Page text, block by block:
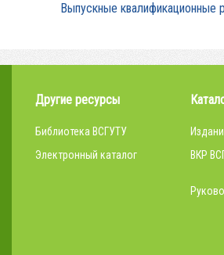
Выпускные квалификационные
Другие ресурсы
Библиотека ВСГУТУ
Электронный каталог
ВКР